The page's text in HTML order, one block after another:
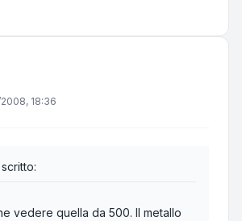
18:36
vedere quella da 500. Il metallo